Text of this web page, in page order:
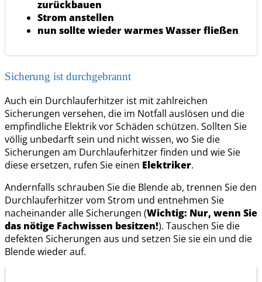
zurückbauen
Strom anstellen
nun sollte wieder warmes Wasser fließen
Sicherung ist durchgebrannt
Auch ein Durchlauferhitzer ist mit zahlreichen
Sicherungen versehen, die im Notfall auslösen und die
empfindliche Elektrik vor Schäden schützen. Sollten Sie
völlig unbedarft sein und nicht wissen, wo Sie die
Sicherungen am Durchlauferhitzer finden und wie Sie
diese ersetzen, rufen Sie einen Elektriker.
Andernfalls schrauben Sie die Blende ab, trennen Sie den
Durchlauferhitzer vom Strom und entnehmen Sie
nacheinander alle Sicherungen (Wichtig: Nur, wenn Sie
das nötige Fachwissen besitzen!). Tauschen Sie die
defekten Sicherungen aus und setzen Sie sie ein und die
Blende wieder auf.